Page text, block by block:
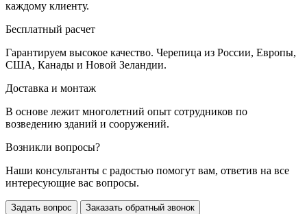
каждому клиенту.
Бесплатный расчет
Гарантируем высокое качество. Черепица из России, Европы,
США, Канады и Новой Зеландии.
Доставка и монтаж
В основе лежит многолетний опыт сотрудников по
возведению зданий и сооружений.
Возникли вопросы?
Наши консультанты с радостью помогут вам, ответив на все
интересующие вас вопросы.
Задать вопрос Заказать обратный звонок